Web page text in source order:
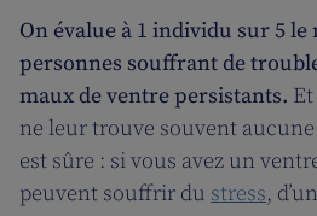
On évalue à 1 individu sur 5 le
personnes souffrant de
maux de ventre persistants.
ne leur trouve souvent
est sûre : si vous avez un
peuvent souffrir du stress,